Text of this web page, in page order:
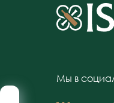
Мы в